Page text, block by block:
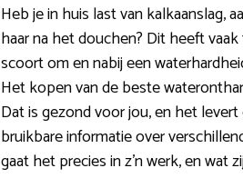
Heb je in huis last van kalkaanslag,
haar na het douchen? Dit heeft
scoort om en nabij een
Het kopen van de beste
Dat is gezond voor jou, en het
bruikbare informatie over
gaat het precies in z’n werk, en wat